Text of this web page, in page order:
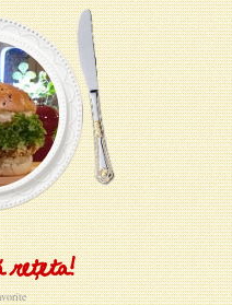
postări și idei!
rețeta!